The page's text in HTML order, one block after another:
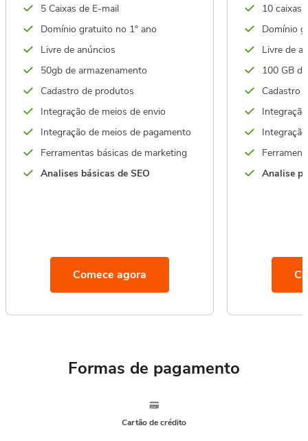
5 Caixas de E-mail
Domínio gratuito no 1° ano
Livre de anúncios
50gb de armazenamento
Cadastro de produtos
Integração de meios de envio
Integração de meios de pagamento
Ferramentas básicas de marketing
Analises básicas de SEO
Comece agora
10 caixas
Domínio
Livre de
100 GB
Cadastro
Analise
Formas de pagamento
Cartão de crédito